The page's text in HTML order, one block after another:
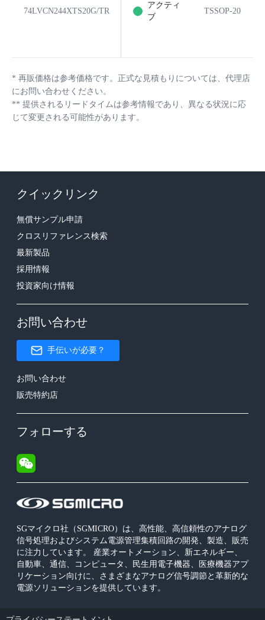
74LVCN244XTS20G/TR
アクティ
ブ
TSSOP-20
* 再販価格は参考価格です。正式な見積もりについては、代理店
にお問い合わせください。
** 提供されるリードタイムは参考情報であり、異なる状況に応
じて変更される可能性があります。
SGマイクロ社（SGMICRO）は、高性能、高信頼性のアナログ
信号処理およびシステム電源管理集積回路の開発、製造、販売
に注力しています。 産業オートメーション、新エネルギー、
自動車、通信、コンピュータ、民生用電子機器、医療機器アプ
リケーション向けに、さまざまなアナログ信号調節と革新的な
電源ソリューションを提供しています。
クイックリンク
無償サンプル申請
クロスリファレンス検索
最新製品
採用情報
投資家向け情報
お問い合わせ
手伝いが必要？
お問い合わせ
販売特約店
フォローする